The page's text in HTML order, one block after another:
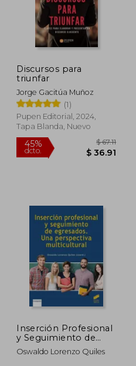
45%
dcto.
Discursos para
triunfar
Jorge Gacitúa Muñoz
(1)
Pupen Editorial, 2024,
Tapa Blanda, Nuevo
Inserción Profesional
y Seguimiento de
Egresados. Una
Perspectiva
Oswaldo Lorenzo Quiles